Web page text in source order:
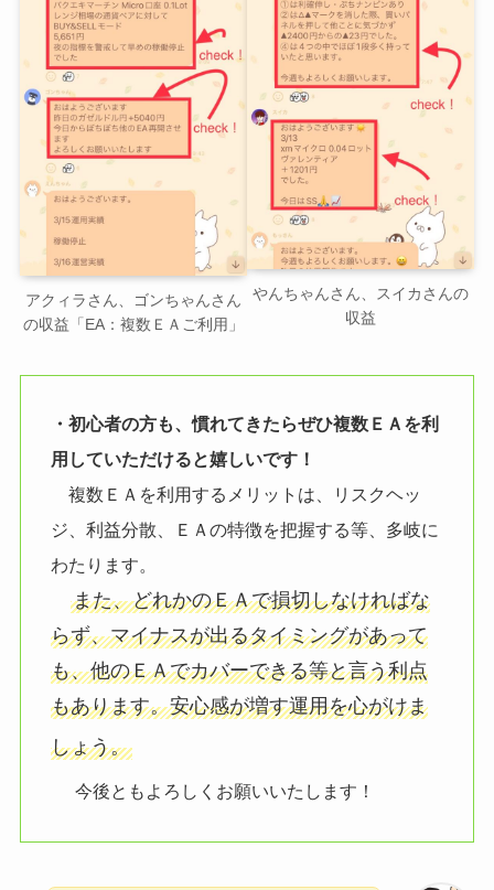
アクィラさん、ゴンちゃんさん
の収益「EA：複数ＥＡご利用」
やんちゃんさん、スイカさんの
収益
・初心者の方も、慣れてきたらぜひ複数ＥＡを利
用していただけると嬉しいです！
複数ＥＡを利用するメリットは、リスクヘッ
ジ、利益分散、ＥＡの特徴を把握する等、多岐に
わたります。
また、どれかのＥＡで損切しなければな
らず、マイナスが出るタイミングがあって
も、他のＥＡでカバーできる等と言う利点
もあります。安心感が増す運用を心がけま
しょう。
今後ともよろしくお願いいたします！